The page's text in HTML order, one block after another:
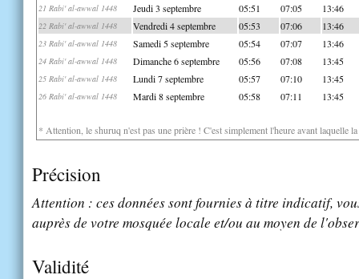
21 Rabi' al-awwal 1448 Jeudi 3 septembre 05:51 07:05 13:46
22 Rabi' al-awwal 1448 Vendredi 4 septembre 05:53 07:06 13:46
23 Rabi' al-awwal 1448 Samedi 5 septembre 05:54 07:07 13:46
24 Rabi' al-awwal 1448 Dimanche 6 septembre 05:56 07:08 13:45
25 Rabi' al-awwal 1448 Lundi 7 septembre 05:57 07:10 13:45
26 Rabi' al-awwal 1448 Mardi 8 septembre 05:58 07:11 13:45
* Attention, le shuruq n'est pas une prière ! C'est simplement l'heure avant laquelle
Précision
Attention : ces données sont fournies à titre indicatif,
auprès de votre mosquée locale et/ou au moyen de
Validité